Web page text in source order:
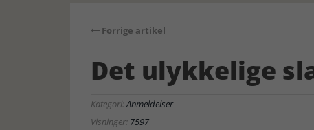
Forrige artikel
Det ulykkelige
Kategori:Anmeldelser
Visninger: 7597